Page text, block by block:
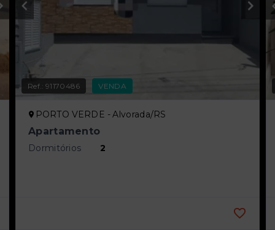
Ref.:91170486 VENDA
PORTO VERDE - Alvorada/RS
Apartamento
Dormitórios 2